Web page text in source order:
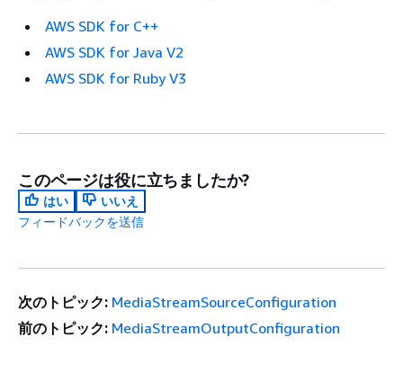
AWS SDK for C++
AWS SDK for Java V2
AWS SDK for Ruby V3
このページは役に立ちましたか?
はい
いいえ
フィードバックを送信
次のトピック: MediaStreamSourceConfiguration
前のトピック: MediaStreamOutputConfiguration